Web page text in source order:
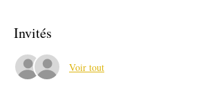
Invités
Voir tout